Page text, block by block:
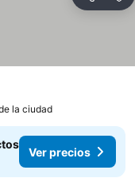
la ciudad
Ver precios